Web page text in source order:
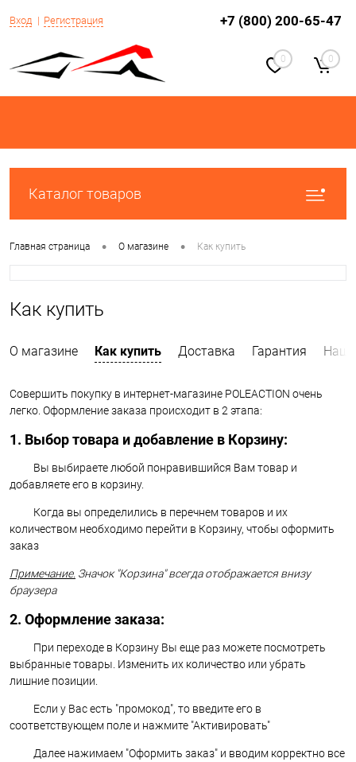
Вход Регистрация +7 (800) 200-65-47
0 0
Каталог товаров
Главная страница • О магазине • Как купить
Как купить
О магазине Как купить Доставка Гарантия
Совершить покупку в интернет-магазине POLEACTION очень
легко. Оформление заказа происходит в 2 этапа:
1. Выбор товара и добавление в Корзину:
Вы выбираете любой понравившийся Вам товар и
добавляете его в корзину.
Когда вы определились в перечнем товаров и их
количеством необходимо перейти в Корзину, чтобы оформить
заказ
Примечание. Значок "Корзина" всегда отображается внизу
браузера
2. Оформление заказа:
При переходе в Корзину Вы еще раз можете посмотреть
выбранные товары. Изменить их количество или убрать
лишние позиции.
Если у Вас есть "промокод", то введите его в
соответствующем поле и нажмите "Активировать"
Далее нажимаем "Оформить заказ" и вводим корректно все